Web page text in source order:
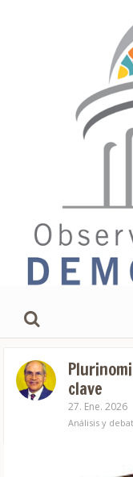
clave
27. Ene. 2026
Análisis y